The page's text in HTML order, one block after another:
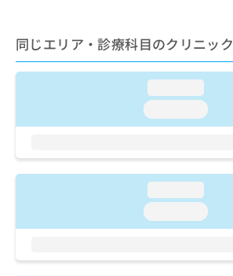
同じエリア・診療科目のクリニック